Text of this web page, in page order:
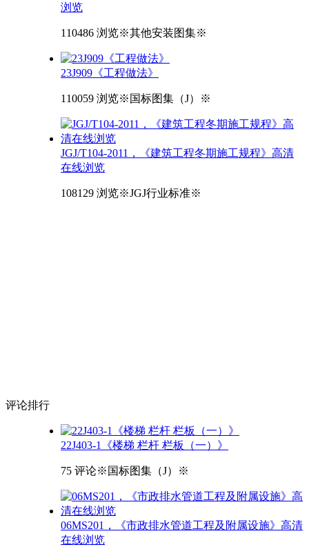
浏览
110486 浏览※其他安装图集※
23J909《工程做法》
110059 浏览※国标图集（J）※
JGJ/T104-2011，《建筑工程冬期施工规程》高清
在线浏览
108129 浏览※JGJ行业标准※
评论排行
22J403-1《楼梯 栏杆 栏板（一）》
75 评论※国标图集（J）※
06MS201，《市政排水管道工程及附属设施》高清
在线浏览